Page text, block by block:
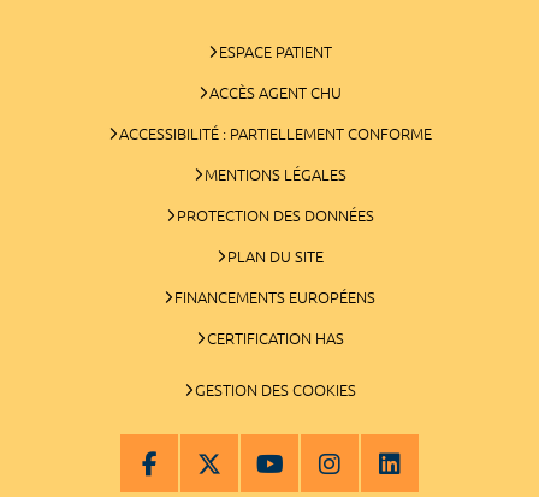
ESPACE PATIENT
ACCÈS AGENT CHU
ACCESSIBILITÉ : PARTIELLEMENT CONFORME
MENTIONS LÉGALES
PROTECTION DES DONNÉES
PLAN DU SITE
FINANCEMENTS EUROPÉENS
CERTIFICATION HAS
GESTION DES COOKIES